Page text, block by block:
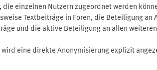
einzelnen Nutzern zugeordnet werden
Textbeiträge in Foren, die Beteiligung an
und die aktive Beteiligung an allen
eine direkte Anonymisierung explizit